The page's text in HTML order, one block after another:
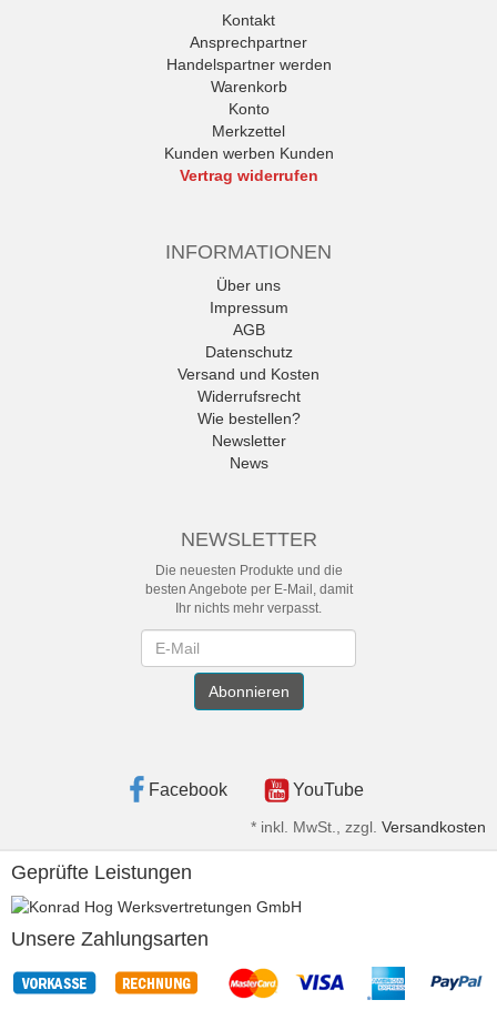
Kontakt
Ansprechpartner
Handelspartner werden
Warenkorb
Konto
Merkzettel
Kunden werben Kunden
Vertrag widerrufen
INFORMATIONEN
Über uns
Impressum
AGB
Datenschutz
Versand und Kosten
Widerrufsrecht
Wie bestellen?
Newsletter
News
NEWSLETTER
Die neuesten Produkte und die
besten Angebote per E-Mail, damit
Ihr nichts mehr verpasst.
Abonnieren
Facebook YouTube
* inkl. MwSt., zzgl. Versandkosten
Geprüfte Leistungen
Unsere Zahlungsarten